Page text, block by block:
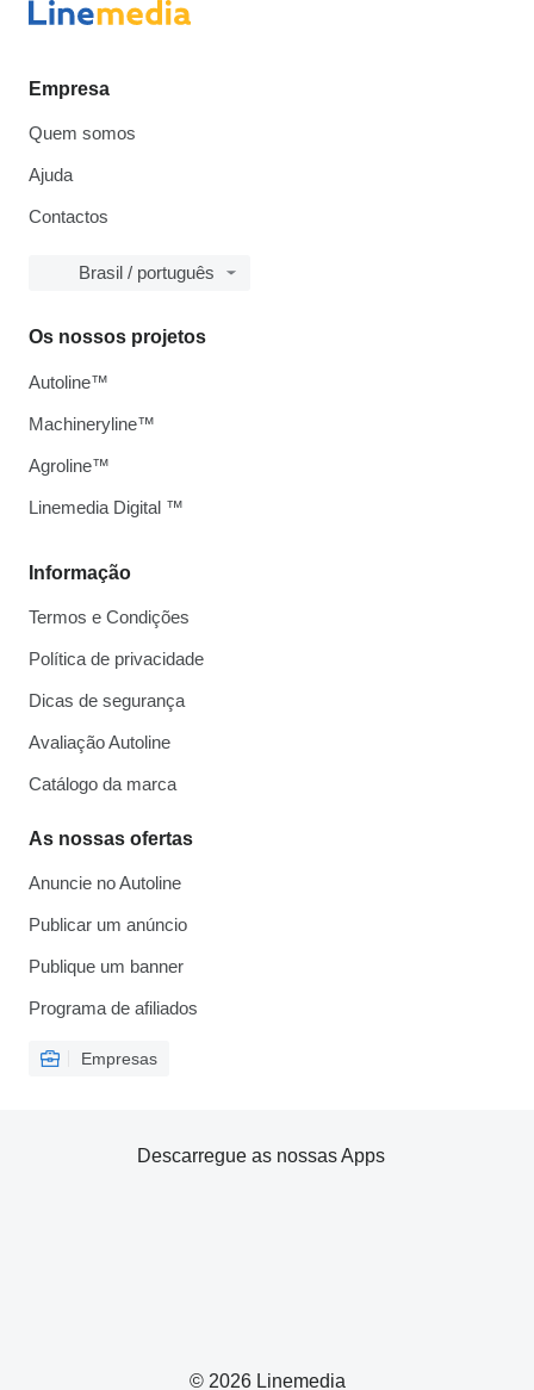
Empresa
Quem somos
Ajuda
Contactos
Brasil / português
Informação
Termos e Condições
Política de privacidade
Dicas de segurança
Avaliação Autoline
Catálogo da marca
As nossas ofertas
Anuncie no Autoline
Publicar um anúncio
Publique um banner
Programa de afiliados
Empresas
Os nossos projetos
Autoline™
Machineryline™
Agroline™
Linemedia Digital ™
© 2026 Linemedia
Descarregue as nossas Apps